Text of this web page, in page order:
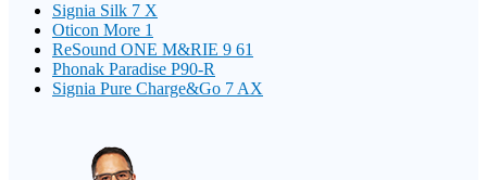
Signia Silk 7 X
Oticon More 1
ReSound ONE M&RIE 9 61
Phonak Paradise P90-R
Signia Pure Charge&Go 7 AX